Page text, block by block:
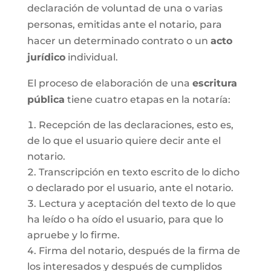
declaración de voluntad de una o varias
personas, emitidas ante el notario, para
hacer un determinado contrato o un acto
jurídicoindividual.
El proceso de elaboración de una escritura
pública tiene cuatro etapas en la notaría:
Recepción de las declaraciones, esto es,
de lo que el usuario quiere decir ante el
notario.
Transcripción en texto escrito de lo dicho
o declarado por el usuario, ante el notario.
Lectura y aceptación del texto de lo que
ha leído o ha oído el usuario, para que lo
apruebe y lo firme.
Firma del notario, después de la firma de
los interesados y después de cumplidos